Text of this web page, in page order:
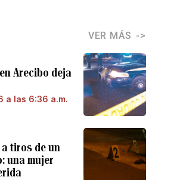
VER MÁS
Arecibo deja
a las 6:36 a.m.
tiros de un
una mujer